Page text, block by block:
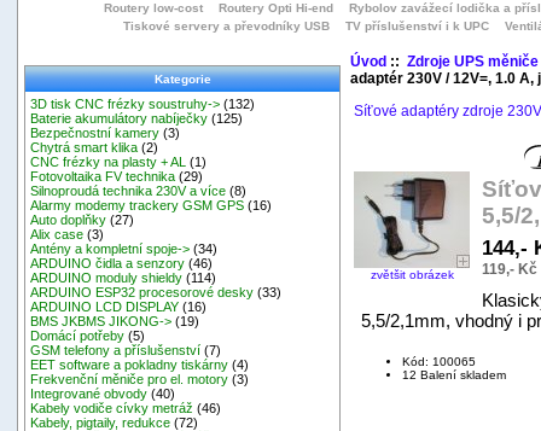
Routery low-cost
Routery Opti Hi-end
Rybolov zavážecí lodička a přísl
Tiskové servery a převodníky USB
TV příslušenství i k UPC
Kategorie
3D tisk CNC frézky soustruhy-> (132)
Baterie akumulátory nabíječky (125)
Bezpečnostní kamery (3)
Chytrá smart klika (2)
CNC frézky na plasty + AL
(1)
Fotovoltaika FV technika (29)
Silnoproudá technika 230V a více (8)
Alarmy modemy trackery GSM GPS (16)
Auto doplňky (27)
Alix case (3)
Antény a kompletní spoje-> (34)
ARDUINO čidla a senzory (46)
ARDUINO moduly shieldy (114)
ARDUINO ESP32 procesorové desky (33)
ARDUINO LCD DISPLAY (16)
BMS JKBMS JIKONG-> (19)
Domácí potřeby (5)
GSM telefony a příslušenství (7)
EET software a pokladny tiskárny (4)
Frekvenční měniče pro el. motory (3)
Integrované obvody (40)
Kabely vodiče cívky metráž (46)
Kabely, pigtaily, redukce (72)
Úvod:: Zdroje UPS měniče
adaptér 230V / 12V=, 1.0 A,
Síťové adaptéry zdroje
zvětšit obrázek
5,5/
144,-
119,- Kč
5,5/2,1mm, vhodný i
Kód: 100065
12 Balení skladem